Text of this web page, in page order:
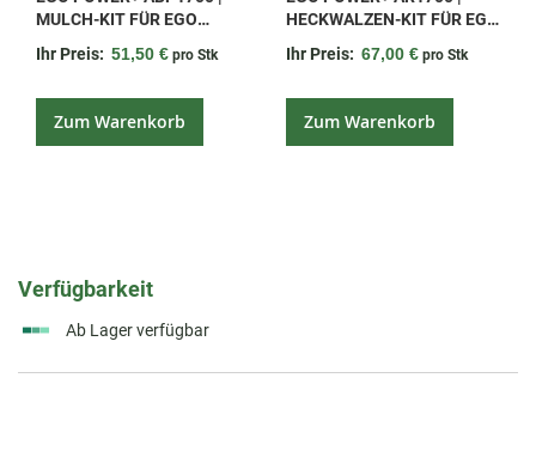
Verfügbarkeit
Ab Lager verfügbar
MULCH-KIT FÜR EGO
Ihr Preis: 51,50 € pro Stk
Zum Warenkorb
HECKWALZEN-KIT FÜR EGO
Ihr Preis: 67,00 € pro Stk
Zum Warenkorb